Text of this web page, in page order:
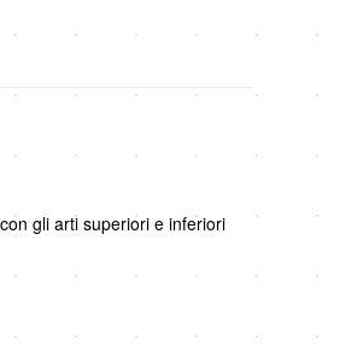
gli arti superiori e inferiori